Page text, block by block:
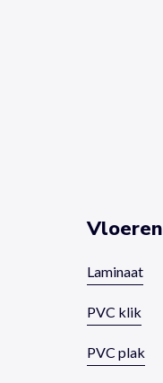
Vloeren
Laminaat
PVC klik
PVC plak